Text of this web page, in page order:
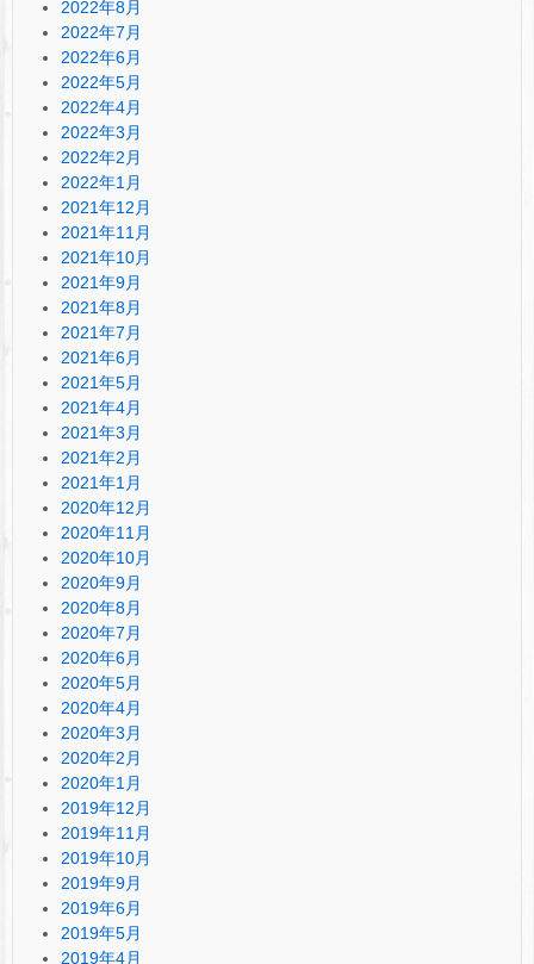
2022年8月
2022年7月
2022年6月
2022年5月
2022年4月
2022年3月
2022年2月
2022年1月
2021年12月
2021年11月
2021年10月
2021年9月
2021年8月
2021年7月
2021年6月
2021年5月
2021年4月
2021年3月
2021年2月
2021年1月
2020年12月
2020年11月
2020年10月
2020年9月
2020年8月
2020年7月
2020年6月
2020年5月
2020年4月
2020年3月
2020年2月
2020年1月
2019年12月
2019年11月
2019年10月
2019年9月
2019年6月
2019年5月
2019年4月